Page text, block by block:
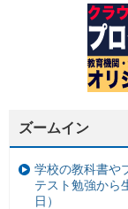
ズームイン
学校の教科書や
テスト勉強から
日）